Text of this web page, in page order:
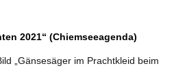
2021“ (Chiemseeagenda)
„Gänsesäger im Prachtkleid beim